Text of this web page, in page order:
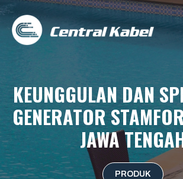
Skip
content
KEUNGGULAN DAN
GENERATOR
JAWA
PRODUK